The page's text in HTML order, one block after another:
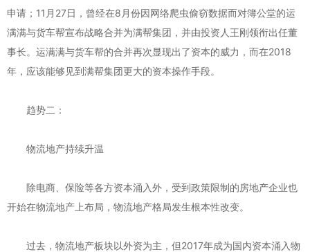
申请；11月27日，曾经在8月份因网络爬虫偷窃数据而对簿公堂的运
满满与货车帮宣布战略合并为满帮集团，并由投资人王刚领衔出任董
事长。运满满与货车帮的合并再次显现出了资本的威力，而在2018
年，应该能够见到满帮集团更大的资本操作手段。
趋势二：
物流地产持续升温
除电商、保险等各方资本涌入外，受到政策限制的房地产企业也
开始在物流地产上布局，物流地产格局发生根本性改变。
过去，物流地产板块以外资为主，但2017年成为国内资本涌入物